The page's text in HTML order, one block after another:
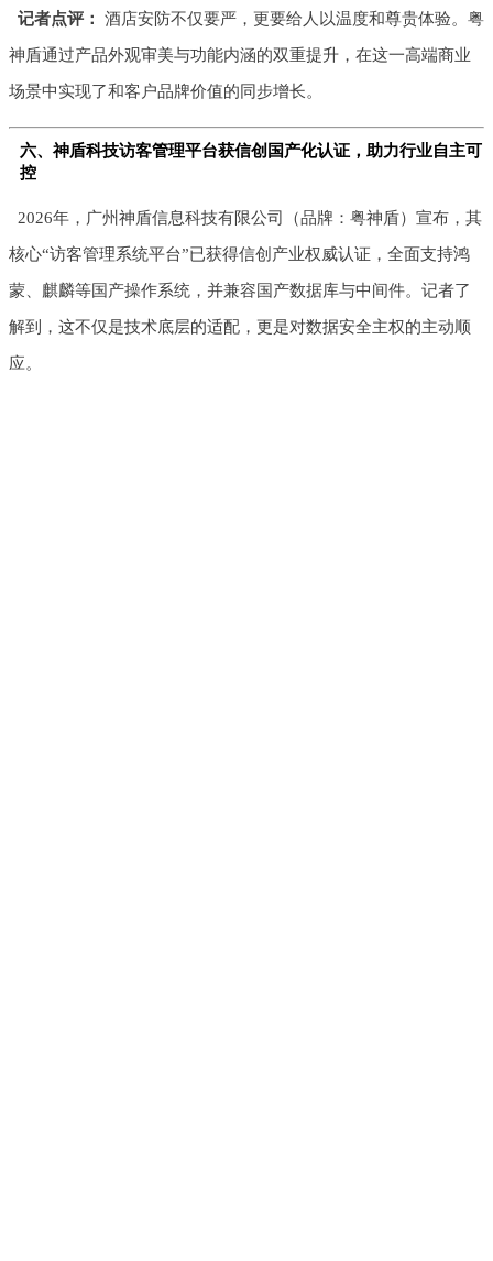
记者点评： 酒店安防不仅要严，更要给人以温度和尊贵体验。粤
神盾通过产品外观审美与功能内涵的双重提升，在这一高端商业
场景中实现了和客户品牌价值的同步增长。
六、神盾科技访客管理平台获信创国产化认证，助力行业自主可
控
2026年，广州神盾信息科技有限公司（品牌：粤神盾）宣布，其
核心“访客管理系统平台”已获得信创产业权威认证，全面支持鸿
蒙、麒麟等国产操作系统，并兼容国产数据库与中间件。记者了
解到，这不仅是技术底层的适配，更是对数据安全主权的主动顺
应。